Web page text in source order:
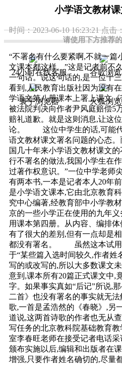
请使用下方推荐
24小时在线客服 谷歌浏
寰宇浏览器 火狐浏
小学语文教材
时间：2023-06-10 16:23:21点击
“不署名有什么要紧啊,不就一篇
文课本都这样。”这是记者前不
一句话。说这句话的,是一位十
看到,人民教育出版社因为没有
学语文第八册课本上署上课文
被法院判决向作者尹风庭赔偿5
赔礼道歉。就是这则消息,让这
论。 这位中学生的话,可能代
语文教材课文署名问题的心态
国几十年来小学语文教材课文
行不署名的做法,我国小学生在
过著作权意识。”一位中学老
有两本书,一本是记者本人20年
是小学语文课本,它由北京教育
究中心编著,经教育部中小学教
京的一些小学正在使用的九年
用课本第四册。从内容、编排
有了很大的差别,但有一点却是
都没有署名。 虽然这本试用
于“某些篇入选时间较久,作者姓
写的或改写的,所以大多数课文
意到,课本所有20篇正式课文中,
字。如果事实真如“后记”所说,
二首》也没有署名的事实就无
歌,一首是孟浩然的《春晓》,另
道说,这两首诗歌的作者也无
写任务的北京教科院基础教育
室李春旺老师在接受记者电话采
颁布实施以后,编辑和出版者在
增强,只要作者姓名确切的,尽